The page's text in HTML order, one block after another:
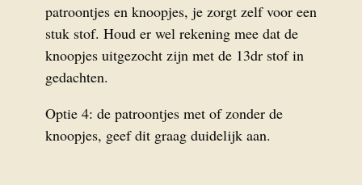
patroontjes en knoopjes, je zorgt zelf voor een
stuk stof. Houd er wel rekening mee dat de
knoopjes uitgezocht zijn met de 13dr stof in
gedachten.
Optie 4: de patroontjes met of zonder de
knoopjes, geef dit graag duidelijk aan.